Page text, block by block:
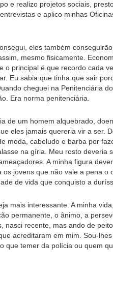
e realizo projetos sociais,
e aplico minhas
eles também
mesmo fisicamente.
o principal é que recordo cada
Eu sabia que tinha que sair
cheguei na Penitenciária
Era norma penitenciária.
de um homem alquebrado,
eles jamais quereria vir a ser.
moda, cabeludo e barba por
na gíria. Meu rosto deveria
A minha figura
jovens que não vale a pena o
de vida que conquisto a
mais interessante. A minha
permanente, o ânimo, a
nasci recente, mas ando de
acreditaram em mim. Sou-
que temer da polícia ou quem